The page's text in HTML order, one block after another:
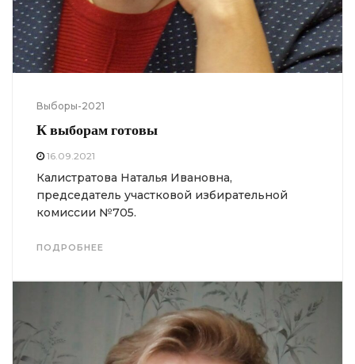
Выборы-2021
К выборам готовы
16.09.2021
Калистратова Наталья Ивановна,
председатель участковой избирательной
комиссии №705.
ПОДРОБНЕЕ